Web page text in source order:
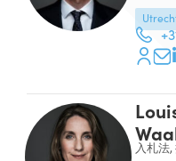
入札法